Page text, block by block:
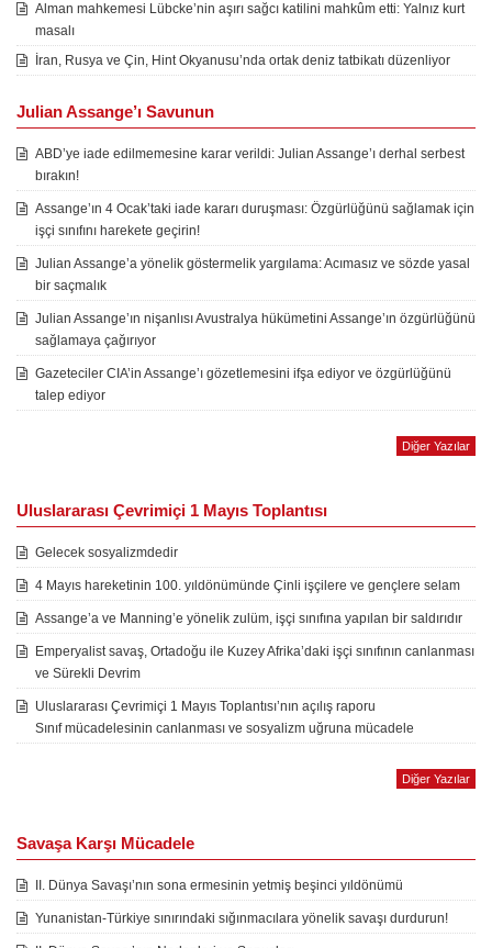
Alman mahkemesi Lübcke’nin aşırı sağcı katilini mahkûm etti: Yalnız kurt
masalı
İran, Rusya ve Çin, Hint Okyanusu’nda ortak deniz tatbikatı düzenliyor
Julian Assange’ı Savunun
ABD’ye iade edilmemesine karar verildi: Julian Assange’ı derhal serbest
bırakın!
Assange’ın 4 Ocak’taki iade kararı duruşması: Özgürlüğünü sağlamak için
işçi sınıfını harekete geçirin!
Julian Assange’a yönelik göstermelik yargılama: Acımasız ve sözde yasal
bir saçmalık
Julian Assange’ın nişanlısı Avustralya hükümetini Assange’ın özgürlüğünü
sağlamaya çağırıyor
Gazeteciler CIA’in Assange’ı gözetlemesini ifşa ediyor ve özgürlüğünü
talep ediyor
Diğer Yazılar
Uluslararası Çevrimiçi 1 Mayıs Toplantısı
Gelecek sosyalizmdedir
4 Mayıs hareketinin 100. yıldönümünde Çinli işçilere ve gençlere selam
Assange’a ve Manning’e yönelik zulüm, işçi sınıfına yapılan bir saldırıdır
Emperyalist savaş, Ortadoğu ile Kuzey Afrika’daki işçi sınıfının canlanması
ve Sürekli Devrim
Uluslararası Çevrimiçi 1 Mayıs Toplantısı’nın açılış raporu
Sınıf mücadelesinin canlanması ve sosyalizm uğruna mücadele
Diğer Yazılar
Savaşa Karşı Mücadele
II. Dünya Savaşı’nın sona ermesinin yetmiş beşinci yıldönümü
Yunanistan-Türkiye sınırındaki sığınmacılara yönelik savaşı durdurun!